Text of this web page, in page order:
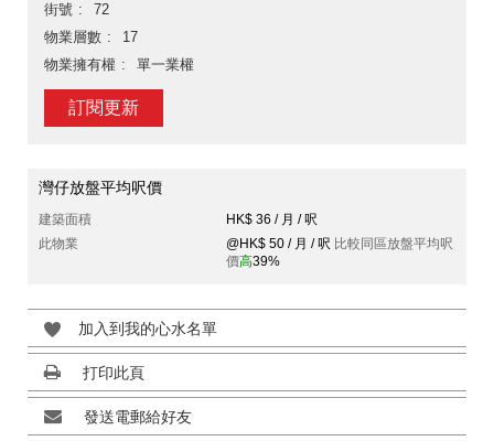
街號
72
物業層數
17
物業擁有權
單一業權
訂閱更新
灣仔放盤平均呎價
建築面積
HK$ 36 / 月 / 呎
此物業
@HK$ 50 / 月 / 呎 比較同區放盤平均呎
價高39%
加入到我的心水名單
打印此頁
發送電郵給好友